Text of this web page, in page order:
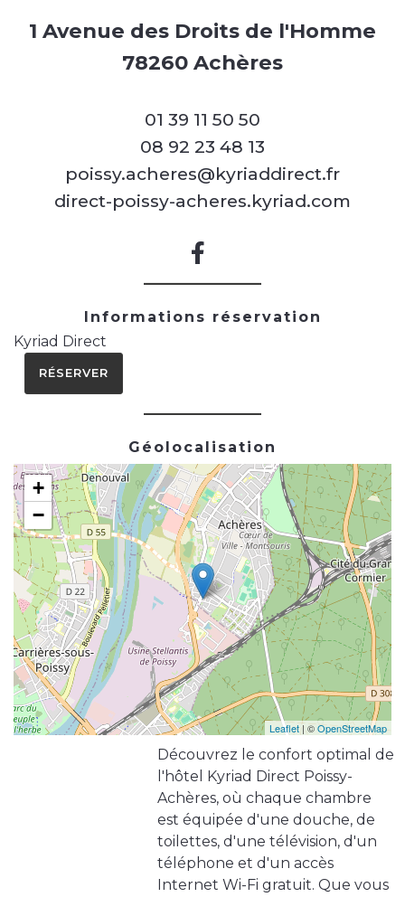
1 Avenue des Droits de l'Homme
78260 Achères
01 39 11 50 50
08 92 23 48 13
poissy.acheres@kyriaddirect.fr
direct-poissy-acheres.kyriad.com
Informations réservation
Kyriad Direct
RÉSERVER
Géolocalisation
+
−
Leaflet| ©OpenStreetMap
Découvrez le confort optimal de
l'hôtel Kyriad Direct Poissy-
Achères, où chaque chambre
est équipée d'une douche, de
toilettes, d'une télévision, d'un
téléphone et d'un accès
Internet Wi-Fi gratuit. Que vous